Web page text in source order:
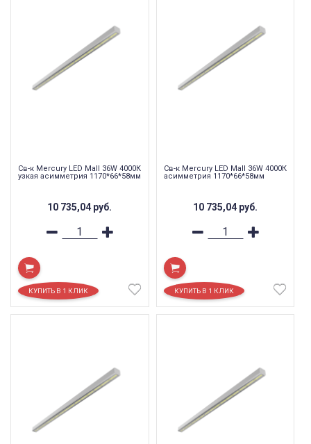
Св-к Mercury LED Mall 36W 4000К
узкая асимметрия 1170*66*58мм
10 735,04 руб.
Св-к Mercury LED Mall 36W 4000К
асимметрия 1170*66*58мм
10 735,04 руб.